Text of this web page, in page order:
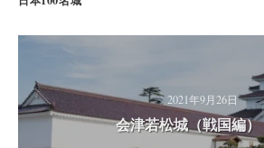
2021年9月26日
会津若松城（戦国編